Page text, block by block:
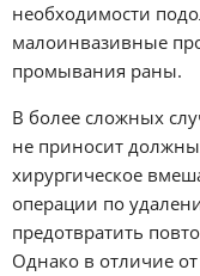
необходимости
малоинвазивные
промывания раны.
В более сложных
не приносит
хирургическое
операции по
предотвратить
Однако в отличие